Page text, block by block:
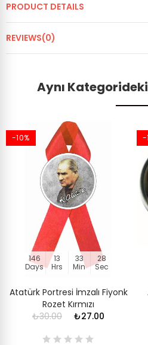
PRODUCT DETAILS
REVIEWS(0)
Aynı
-10%
146
Days
13
Hrs
33
Min
28
Sec
Atatürk Portresi İmzalı Fiyonk
Rozet Kırmızı
₺30.00
₺27.00
-